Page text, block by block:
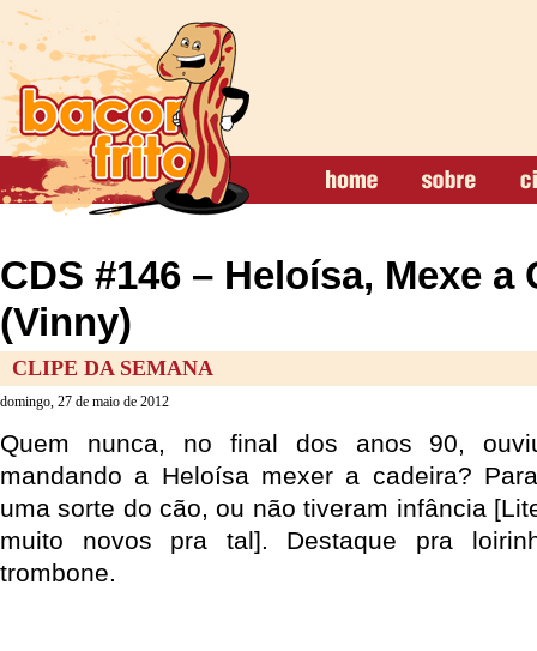
CDS #146 – Heloísa, Mexe a
(Vinny)
CLIPE DA SEMANA
domingo, 27 de maio de 2012
Quem nunca, no final dos anos 90,
mandando a Heloísa mexer a cadeira?
uma sorte do cão, ou não tiveram infância
muito novos pra tal]. Destaque pra
trombone.